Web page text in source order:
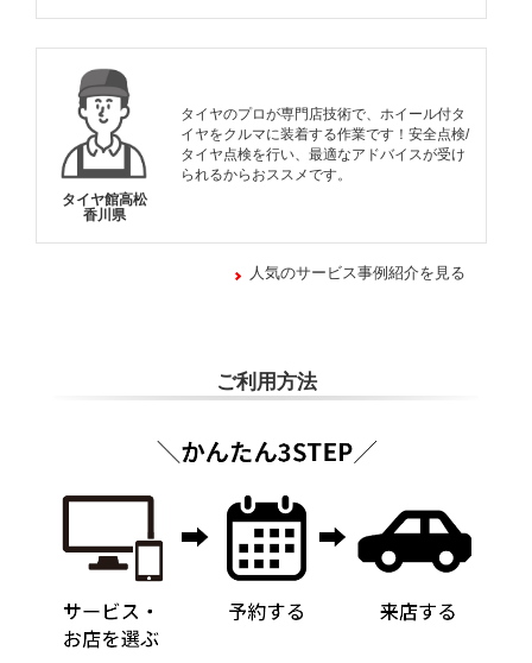
タイヤ館高松
香川県
タイヤのプロが専門店技術で、ホイール付タ
イヤをクルマに装着する作業です！安全点検/
タイヤ点検を行い、最適なアドバイスが受け
られるからおススメです。
人気のサービス事例紹介を見る
ご利用方法